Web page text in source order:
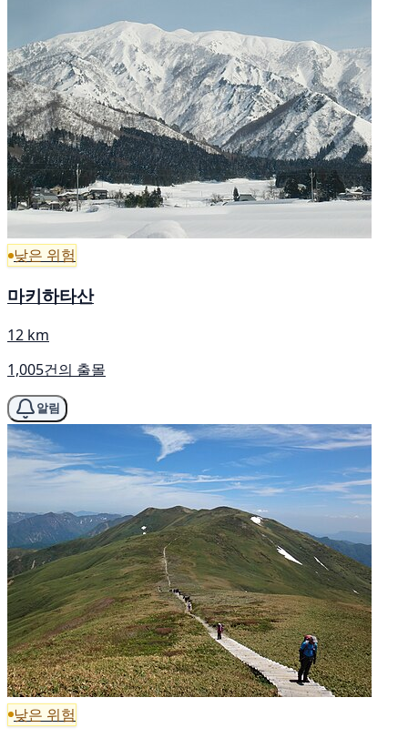
낮은 위험
마키하타산
12 km
1,005건의 출몰
알림
낮은 위험